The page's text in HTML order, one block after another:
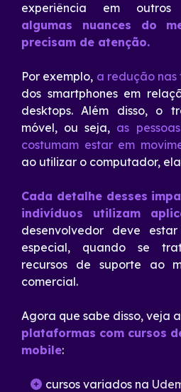
experiência em
algumas nuances do
precisam de atenção.
Por exemplo, a redução nas
dos smartphones em
desktops. Além disso, o
móvel, ou seja, as
costumam estar em
ao utilizar o computador,
Cada detalhe desses
indivíduos utilizam
desenvolvedor deve
especial, quando se
recursos de suporte ao
comercial.
Agora que sabe disso, veja
plataformas com cursos
mobile:
cursos variados na